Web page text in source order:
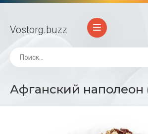
Vostorg.buzz
Афганский наполеон